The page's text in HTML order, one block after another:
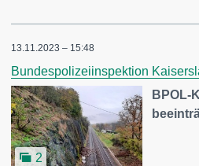
13.11.2023 – 15:48
Bundespolizeiinspektion
2
BPOL-